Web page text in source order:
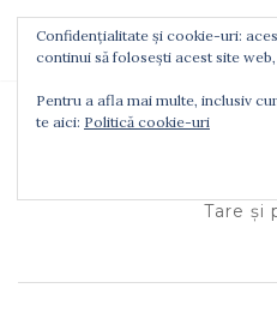
TOGGLE NAVIGATION
Ionuţ
Tare şi
Confidențialitate și cookie-uri:
continui să folosești acest site
Pentru a afla mai multe, inclusiv
te aici: Politică cookie-uri